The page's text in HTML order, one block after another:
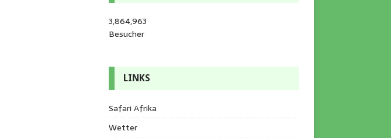
3,864,963
Besucher
LINKS
Safari Afrika
Wetter